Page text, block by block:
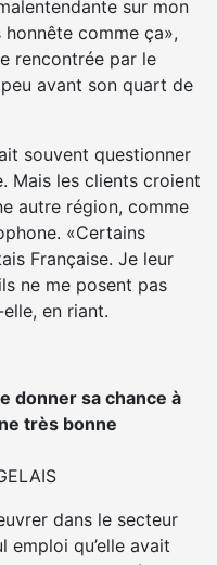
sur mon
honnête comme ça»,
rencontrée par le
avant son quart de
souvent questionner
Mais les clients croient
autre région, comme
«Certains
Française. Je leur
ne me posent pas
en riant.
donner sa chance à
très bonne
dans le secteur
emploi qu’elle avait